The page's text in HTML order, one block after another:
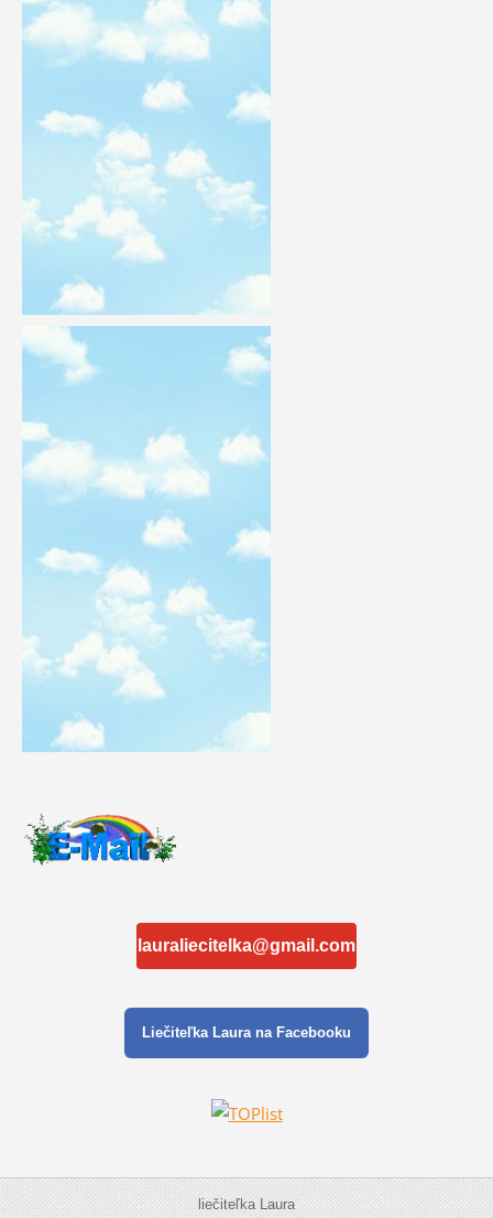
lauraliecitelka@gmail.com
Liečiteľka Laura na Facebooku
liečiteľka Laura